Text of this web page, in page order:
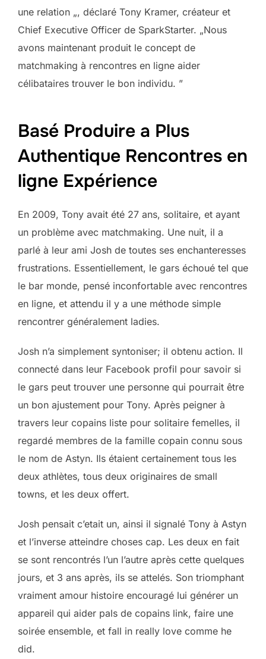
une relation „, déclaré Tony Kramer, créateur et
Chief Executive Officer de SparkStarter. „Nous
avons maintenant produit le concept de
matchmaking à rencontres en ligne aider
célibataires trouver le bon individu. ”
Basé Produire a Plus
Authentique Rencontres en
ligne Expérience
En 2009, Tony avait été 27 ans, solitaire, et ayant
un problème avec matchmaking. Une nuit, il a
parlé à leur ami Josh de toutes ses enchanteresses
frustrations. Essentiellement, le gars échoué tel que
le bar monde, pensé inconfortable avec rencontres
en ligne, et attendu il y a une méthode simple
rencontrer généralement ladies.
Josh n’a simplement syntoniser; il obtenu action. Il
connecté dans leur Facebook profil pour savoir si
le gars peut trouver une personne qui pourrait être
un bon ajustement pour Tony. Après peigner à
travers leur copains liste pour solitaire femelles, il
regardé membres de la famille copain connu sous
le nom de Astyn. Ils étaient certainement tous les
deux athlètes, tous deux originaires de small
towns, et les deux offert.
Josh pensait c’etait un, ainsi il signalé Tony à Astyn
et l’inverse atteindre choses cap. Les deux en fait
se sont rencontrés l’un l’autre après cette quelques
jours, et 3 ans après, ils se attelés. Son triomphant
vraiment amour histoire encouragé lui générer un
appareil qui aider pals de copains link, faire une
soirée ensemble, et fall in really love comme he
did.